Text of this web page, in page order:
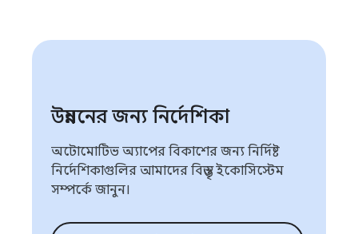
উন্নয়নের জন্য নির্দেশিকা
অটোমোটিভ অ্যাপের বিকাশের জন্য নির্দিষ্ট
নির্দেশিকাগুলির আমাদের বিস্তৃত ইকোসিস্টেম
সম্পর্কে জানুন।